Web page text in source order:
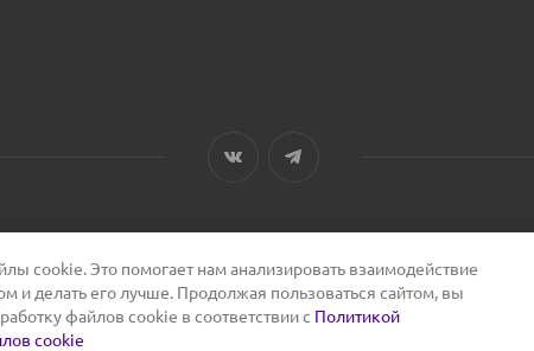
cookie. Это помогает нам анализировать взаимодействие
и делать его лучше. Продолжая пользоваться сайтом, вы
файлов cookie в соответствии с Политикой
cookie